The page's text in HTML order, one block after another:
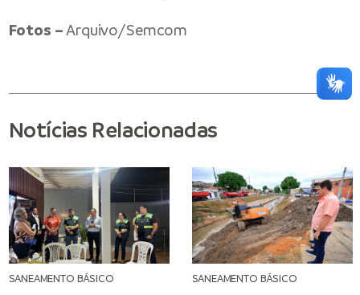
Fotos –Arquivo/Semcom
Notícias Relacionadas
SANEAMENTO BÁSICO SANEAMENTO BÁSICO